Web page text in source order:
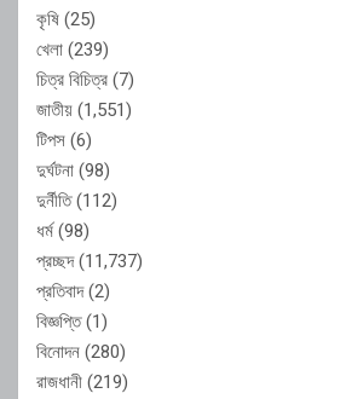
কৃষি (25)
খেলা (239)
চিত্র বিচিত্র (7)
জাতীয় (1,551)
টিপস (6)
দুর্ঘটনা (98)
দুর্নীতি(112)
ধর্ম(98)
প্রচ্ছদ(11,737)
প্রতিবাদ(2)
বিজ্ঞপ্তি(1)
বিনোদন (280)
রাজধানী (219)